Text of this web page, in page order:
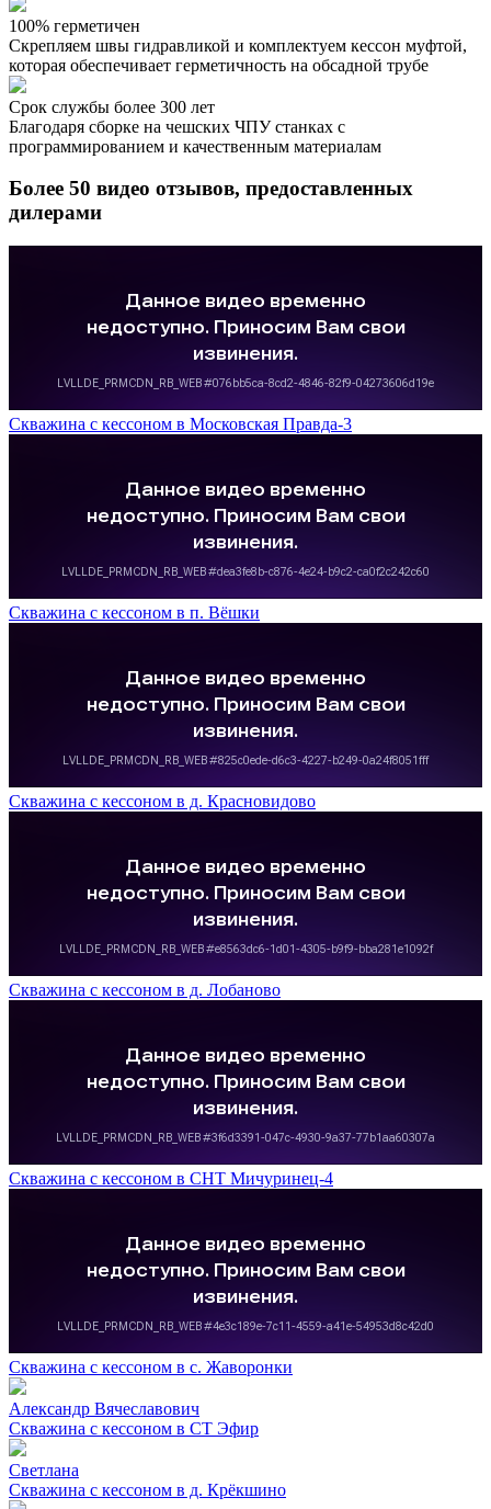
100% герметичен
Скрепляем швы гидравликой и комплектуем кессон муфтой,
которая обеспечивает герметичность на обсадной трубе
Срок службы более 300 лет
Благодаря сборке на чешских ЧПУ станках с
программированием и качественным материалам
Более 50 видео отзывов, предоставленных
дилерами
Скважина с кессоном в Московская Правда-3
Скважина с кессоном в п. Вёшки
Скважина с кессоном в д. Красновидово
Скважина с кессоном в д. Лобаново
Скважина с кессоном в СНТ Мичуринец-4
Скважина с кессоном в с. Жаворонки
Александр Вячеславович
Скважина с кессоном в СТ Эфир
Светлана
Скважина с кессоном в д. Крёкшино